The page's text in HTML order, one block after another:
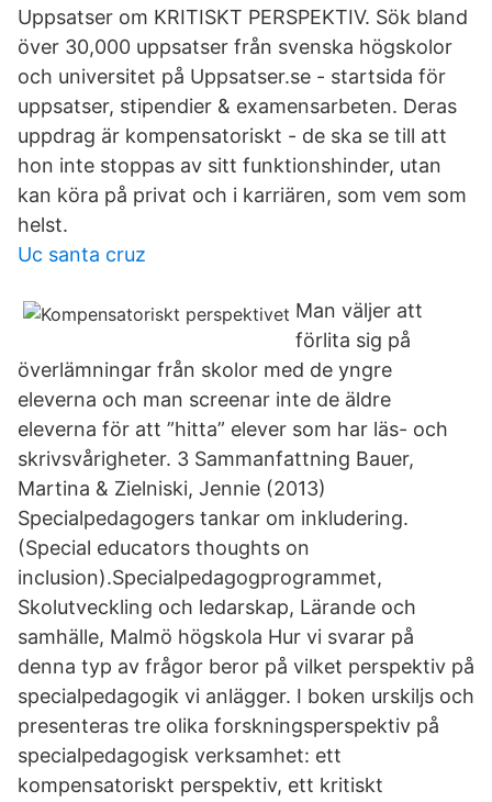
Uppsatser om KRITISKT PERSPEKTIV. Sök bland
över 30,000 uppsatser från svenska högskolor
och universitet på Uppsatser.se - startsida för
uppsatser, stipendier & examensarbeten. Deras
uppdrag är kompensatoriskt - de ska se till att
hon inte stoppas av sitt funktionshinder, utan
kan köra på privat och i karriären, som vem som
helst.
Uc santa cruz
Man väljer att
förlita sig på
överlämningar från skolor med de yngre
eleverna och man screenar inte de äldre
eleverna för att ”hitta” elever som har läs- och
skrivsvårigheter. 3 Sammanfattning Bauer,
Martina & Zielniski, Jennie (2013)
Specialpedagogers tankar om inkludering.
(Special educators thoughts on
inclusion).Specialpedagogprogrammet,
Skolutveckling och ledarskap, Lärande och
samhälle, Malmö högskola Hur vi svarar på
denna typ av frågor beror på vilket perspektiv på
specialpedagogik vi anlägger. I boken urskiljs och
presenteras tre olika forskningsperspektiv på
specialpedagogisk verksamhet: ett
kompensatoriskt perspektiv, ett kritiskt